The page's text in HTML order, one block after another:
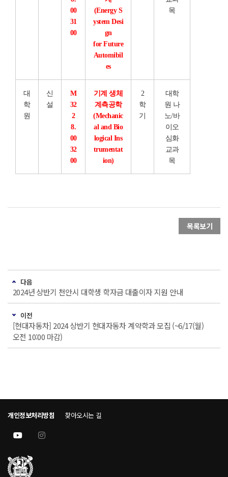
00
31
00
(Energy S
ystem Desi
gn
for Future
Automibil
es
목
대
학
원
신
설
M
32
2
8.
00
32
00
기계 생체
계측공학
(Mechanic
al and Bio
logical Ins
trumentat
ion)
2
학
기
대학
원 나
노/바
이오
심화
교과
목
목록보기
다음
2024년 상반기 천안시 대학생 학자금 대출이자 지원 안내
이전
[현대자동차] 2024 상반기 현대자동차 계약학과 모집 (~6/17(월)
오전 10:00 마감)
개인정보처리방침 찾아오시는 길